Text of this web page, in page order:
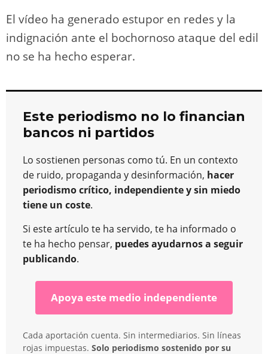
El vídeo ha generado estupor en redes y la
indignación ante el bochornoso ataque del edil
no se ha hecho esperar.
Este periodismo no lo financian
bancos ni partidos
Lo sostienen personas como tú. En un contexto
de ruido, propaganda y desinformación, hacer
periodismo crítico, independiente y sin miedo
tiene un coste.
Si este artículo te ha servido, te ha informado o
te ha hecho pensar, puedes ayudarnos a seguir
publicando.
Apoya este medio independiente
Cada aportación cuenta. Sin intermediarios. Sin líneas
rojas impuestas. Solo periodismo sostenido por su